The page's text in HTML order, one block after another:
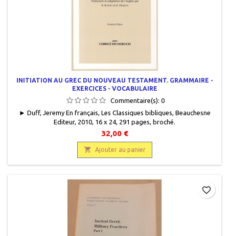
INITIATION AU GREC DU NOUVEAU TESTAMENT. GRAMMAIRE -
EXERCICES - VOCABULAIRE
Commentaire(s): 0
► Duff, Jeremy En français, Les Classiques bibliques, Beauchesne
Editeur, 2010, 16 x 24, 291 pages, broché.
Neuf.9782701015743Epuisé.
32,00 €
 Ajouter au panier
favorite_border